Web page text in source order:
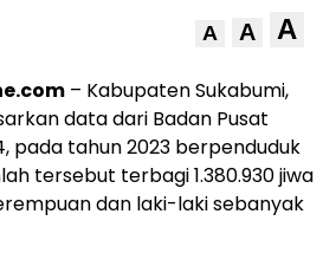
A A A
– Kabupaten Sukabumi,
data dari Badan Pusat
pada tahun 2023 berpenduduk
tersebut terbagi 1.380.930 jiwa
dan laki-laki sebanyak